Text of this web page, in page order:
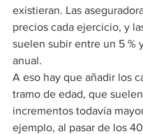
existieran. Las
precios cada ejercicio, y
suelen subir entre un 5 %
anual.
A eso hay que añadir los
tramo de edad, que
incrementos todavía
ejemplo, al pasar de los